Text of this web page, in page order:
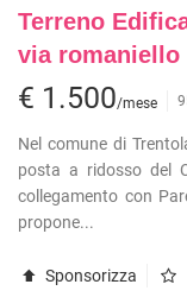
RUSTICI E
CASALI
Terreno
via
€ 1.500/mese
Nel comune di
posta a ridosso del
collegamento con
propone...
Sponsorizza